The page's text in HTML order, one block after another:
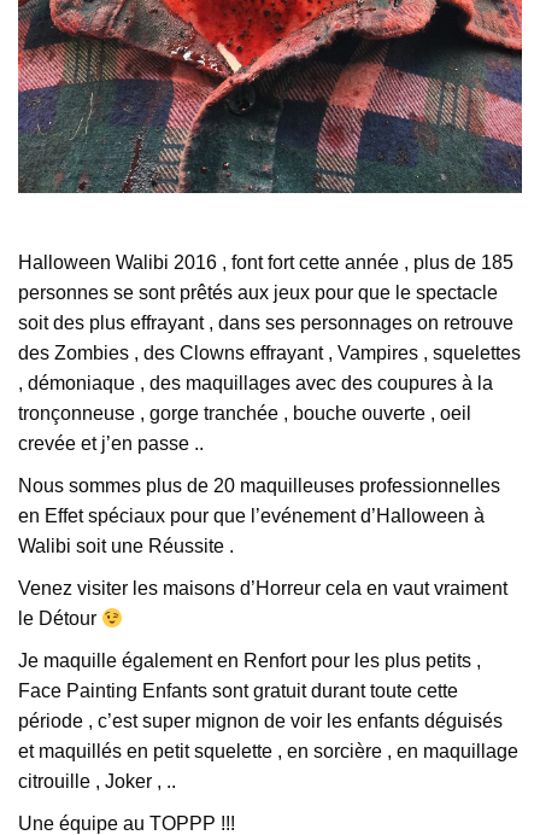
Halloween Walibi 2016 , font fort cette année , plus de 185
personnes se sont prêtés aux jeux pour que le spectacle
soit des plus effrayant , dans ses personnages on retrouve
des Zombies , des Clowns effrayant , Vampires , squelettes
, démoniaque , des maquillages avec des coupures à la
tronçonneuse , gorge tranchée , bouche ouverte , oeil
crevée et j’en passe ..
Nous sommes plus de 20 maquilleuses professionnelles
en Effet spéciaux pour que l’evénement d’Halloween à
Walibi soit une Réussite .
Venez visiter les maisons d’Horreur cela en vaut vraiment
le Détour
Je maquille également en Renfort pour les plus petits ,
Face Painting Enfants sont gratuit durant toute cette
période , c’est super mignon de voir les enfants déguisés
et maquillés en petit squelette , en sorcière , en maquillage
citrouille , Joker , ..
Une équipe au TOPPP !!!